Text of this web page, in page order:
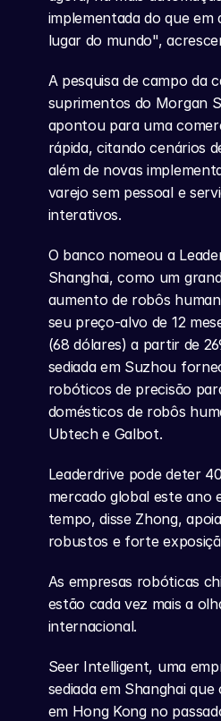
implementada do que
lugar do mundo",
A pesquisa de campo da
suprimentos do Morgan
apontou para uma
rápida, citando cenários
além de novas
varejo sem pessoal e
interativos.
O banco nomeou a
Shanghai, como um
aumento de robôs
seu preço-alvo de 12
(68 dólares) a partir de
sediada em Suzhou
robóticos de precisão
domésticos de robôs
Ubtech e Galbot.
Leaderdrive pode deter
mercado global este ano
tempo, disse Zhong,
robustos e forte
As empresas robóticas
estão cada vez mais a
internacional.
Seer Intelligent, uma
sediada em Shanghai
em Hong Kong no